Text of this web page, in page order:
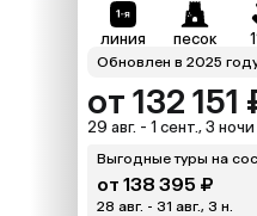
линия песок
Обновлен в 2025
от 132 151
29 авг. - 1 сент., 3 ночи
Выгодные туры на
от 138 395 ₽
28 авг. - 31 авг., 3 н.